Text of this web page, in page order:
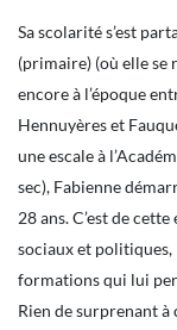
Sa scolarité s’est
(primaire) (où elle
encore à l’époque
Hennuyères et
une escale à
sec), Fabienne
28 ans. C’est de
sociaux et
formations qui lui
Rien de surprenant à